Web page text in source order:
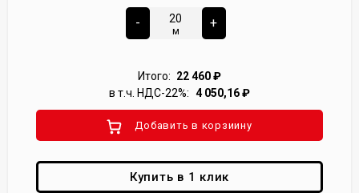
-
м
+
Итого: 22 460₽
в т.ч. НДС-22%: 4 050,16₽
Добавить в корзиину
Купить в 1 клик